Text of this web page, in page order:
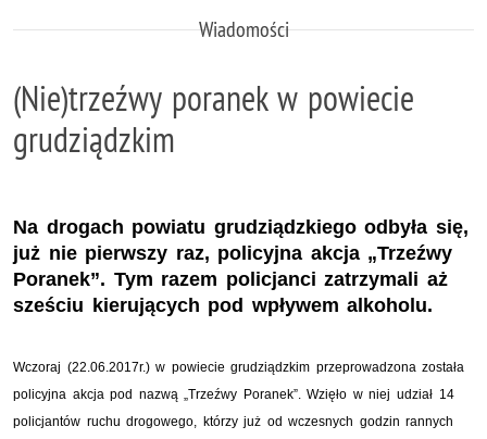
Wiadomości
(Nie)trzeźwy poranek w powiecie
grudziądzkim
Na drogach powiatu grudziądzkiego odbyła się,
już nie pierwszy raz, policyjna akcja „Trzeźwy
Poranek”. Tym razem policjanci zatrzymali aż
sześciu kierujących pod wpływem alkoholu.
Wczoraj (22.06.2017r.) w powiecie grudziądzkim przeprowadzona została
policyjna akcja pod nazwą „Trzeźwy Poranek”. Wzięło w niej udział 14
policjantów ruchu drogowego, którzy już od wczesnych godzin rannych